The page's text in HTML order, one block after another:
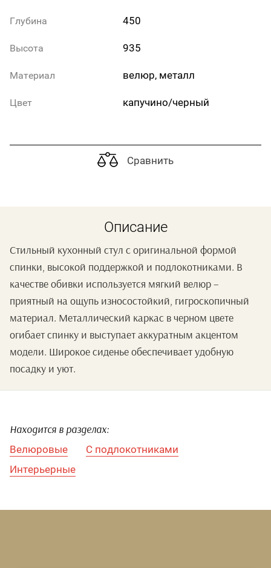
Глубина 450
Высота 935
Материал велюр, металл
Цвет капучино/черный
Сравнить
Описание
Стильный кухонный стул с оригинальной формой
спинки, высокой поддержкой и подлокотниками. В
качестве обивки используется мягкий велюр –
приятный на ощупь износостойкий, гигроскопичный
материал. Металлический каркас в черном цвете
огибает спинку и выступает аккуратным акцентом
модели. Широкое сиденье обеспечивает удобную
посадку и уют.
Находится в разделах:
Велюровые
С подлокотниками
Интерьерные